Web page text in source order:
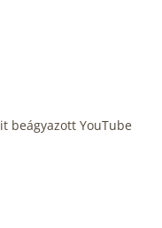
beágyazott YouTube